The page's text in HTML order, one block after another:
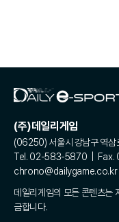
(주)데일리게임
(06250) 서울시 강남구 역삼
Tel. 02-583-5870 | Fax.
chrono@dailygame.co.kr
데일리게임의 모든 콘텐츠는
금합니다.